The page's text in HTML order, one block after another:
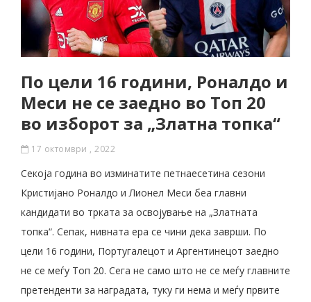
По цели 16 години, Роналдо и
Меси не се заедно во Топ 20
во изборот за „Златна топка“
17 октомври , 2022
Секоја година во изминатите петнаесетина сезони
Кристијано Роналдо и Лионел Меси беа главни
кандидати во трката за освојување на „Златната
топка“. Сепак, нивната ера се чини дека заврши. По
цели 16 години, Португалецот и Аргентинецот заедно
не се меѓу Топ 20. Сега не само што не се меѓу главните
претенденти за наградата, туку ги нема и меѓу првите